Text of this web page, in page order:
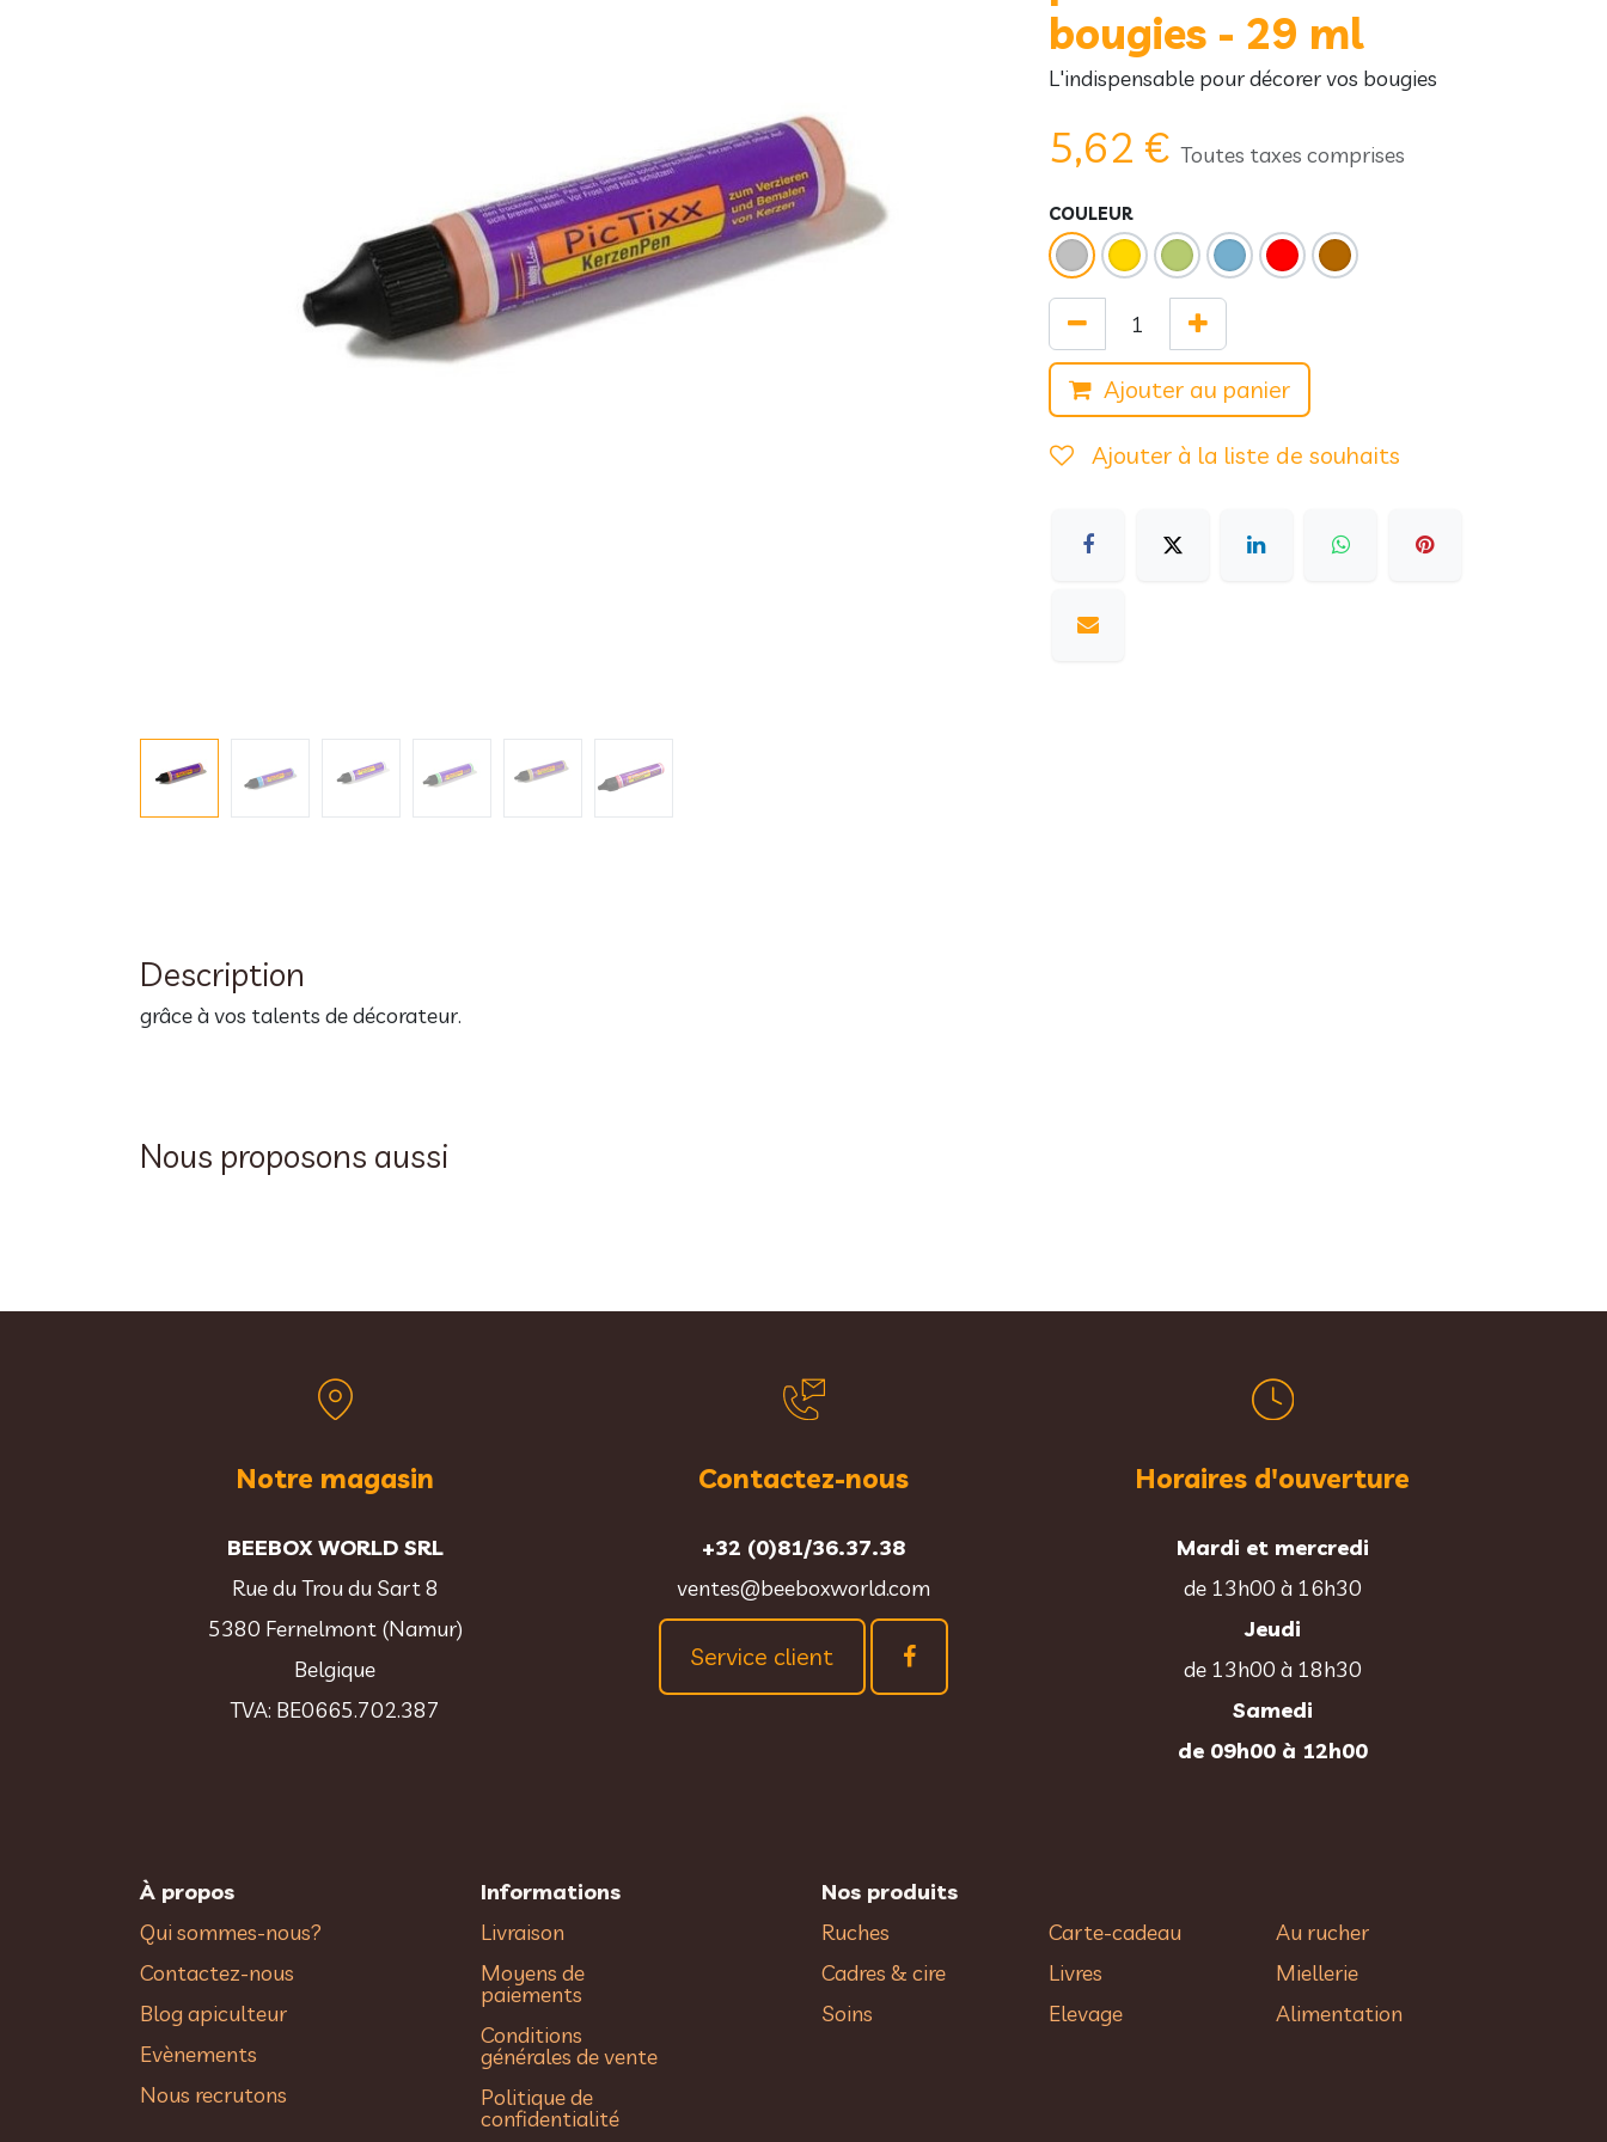
bougies - 29 ml
L'indispensable pour décorer vos bougies
5,62 € Toutes taxes comprises
COULEUR
Ajouter au panier
Ajouter à la liste de souhaits
Description
grâce à vos talents de décorateur.
Nous proposons aussi
Notre magasin
BEEBOX WORLD SRL
Rue du Trou du Sart 8
5380 Fernelmont (Namur)
Belgique
TVA: BE0665.702.387
Contactez-nous
+32 (0)81/36.37.38
ventes@beeboxworld.com
Service client
Horaires d'ouverture
Mardi et mercredi
de 13h00 à 16h30
Jeudi
de 13h00 à 18h30
Samedi
de 09h00 à 12h00
À propos
Qui sommes-nous?
Contactez-nous
Blog apiculteur
Evènements
Nous recrutons
Informations
Livraison
Moyens de
paiements
Conditions
générales de vente
Politique de
confidentialité
Nos produits
Ruches
Cadres & cire
Soins
Carte-cadeau
Livres
Elevage
Au rucher​
Miellerie
Alimentation